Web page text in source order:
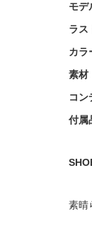
モデ
ラス
カラ
素材
コン
付属
素晴